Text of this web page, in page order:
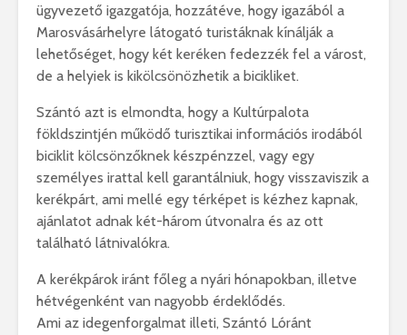
ügyvezető igazgatója, hozzátéve, hogy igazából a
Marosvásárhelyre látogató turistáknak kínálják a
lehetőséget, hogy két keréken fedezzék fel a várost,
de a helyiek is kikölcsönözhetik a bicikliket.
Szántó azt is elmondta, hogy a Kultúrpalota
fökldszintjén működő turisztikai információs irodából
biciklit kölcsönzőknek készpénzzel, vagy egy
személyes irattal kell garantálniuk, hogy visszaviszik a
kerékpárt, ami mellé egy térképet is kézhez kapnak,
ajánlatot adnak két-három útvonalra és az ott
található látnivalókra.
A kerékpárok iránt főleg a nyári hónapokban, illetve
hétvégenként van nagyobb érdeklődés.
Ami az idegenforgalmat illeti, Szántó Lóránt